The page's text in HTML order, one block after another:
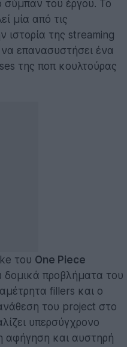
του έργου. Το
μία από τις
ιστορία της streaming
να επανασυστήσει ένα
της ποπ κουλτούρας
του One Piece
δομικά προβλήματα του
fillers και ο
του project στο
υπερσύγχρονο
αφήγηση και αυστηρή